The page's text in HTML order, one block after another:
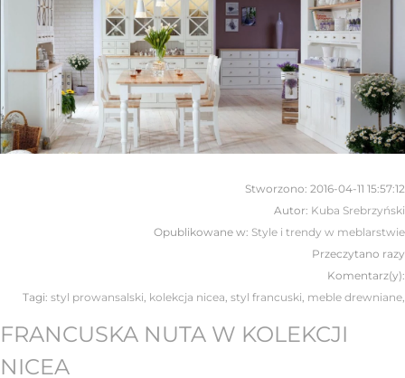
Stworzono: 2016-04-11 15:57:12
Autor: Kuba Srebrzyński
Opublikowane w: Style i trendy w meblarstwie
Przeczytano razy
Komentarz(y):
Tagi: styl prowansalski kolekcja nicea styl francuski meble drewniane
FRANCUSKA NUTA W KOLEKCJI
NICEA